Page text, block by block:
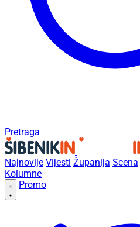
Pretraga
Najnovije Vijesti Županija Scena
Kolumne
Promo